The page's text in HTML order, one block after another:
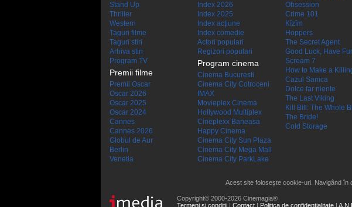
Stand Up
Thriller
Western
Taguri filme
Taguri stiri
Arhiva stiri
Program TV
Premii filme
Premii Oscar
Oscar 2026
Oscar 2025
Oscar 2024
Cannes
Cannes 2026
Globul de Aur
Berlin
Venetia
Index 2026
Index 2025
Index acţiune
Index comedie
Actori populari
Regizori populari
Program cinema
Cinema Bucuresti
Cinema City Cotroceni
IMAX
Movieplex Cinema
Hollywood Multiplex
Cineplexx Baneasa
Happy Cinema
Cinema City Sun Plaza
Cinema City Mega Mall
Cinema City ParkLake
Obsession
Crime 101
Kîzîm
Hoppers
The Secret Agent
Good Luck, Have
Scream 7
How to Make a
Cazul Samca
Dolce far niente
The Last Viking
Kill Bill: The Whole
The Bride!
Cold Storage
Acest site folosește cookie-uri. Navigând în
Copyright© 2000-2026 Cinemagia®
Termeni şi condiţii | Contact | Politica de confidențialitate |